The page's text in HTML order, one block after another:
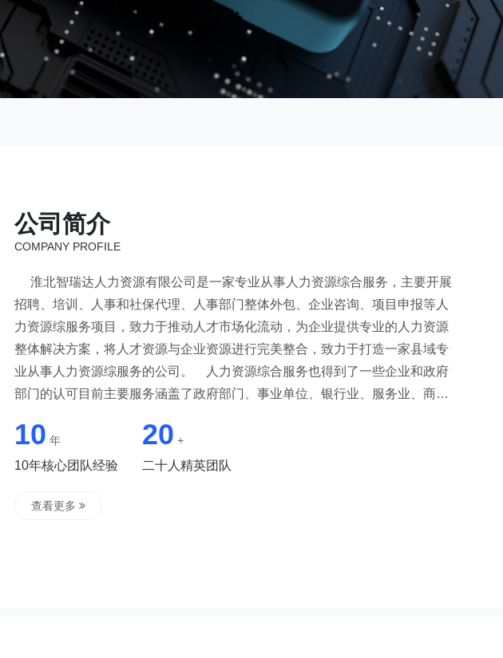
公司简介
COMPANY PROFILE
淮北智瑞达人力资源有限公司是一家专业从事人力资源综合服务，主要开展
招聘、培训、人事和社保代理、人事部门整体外包、企业咨询、项目申报等人
力资源综服务项目，致力于推动人才市场化流动，为企业提供专业的人力资源
整体解决方案，将人才资源与企业资源进行完美整合，致力于打造一家县域专
业从事人力资源综服务的公司。 人力资源综合服务也得到了一些企业和政府
部门的认可目前主要服务涵盖了政府部门、事业单位、银行业、服务业、商贸
溪县就业见习基地、淮北市劳动保障诚信A级单位、淮北师范大学创新创业教
育实践基地、安徽省人社厅评定AAA级服务机构、淮北市人力资源服务协会副
退役士兵就业指导协会副会长单...
10 年
10年核心团队经验
20 +
二十人精英团队
查看更多